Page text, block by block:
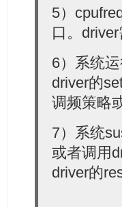
5）
口。
6）系统
driver的
调频策略
7）系统
或者调用
driver的